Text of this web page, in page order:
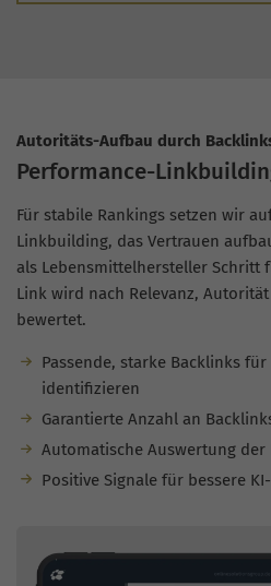
Autoritäts-Aufbau durch
Performance-
Für stabile Rankings setzen wir
Linkbuilding, das Vertrauen
als Lebensmittelhersteller Schritt
Link wird nach Relevanz,
bewertet.
Passende, starke Backlinks
identifizieren
Garantierte Anzahl an
Automatische Auswertung
Positive Signale für bessere